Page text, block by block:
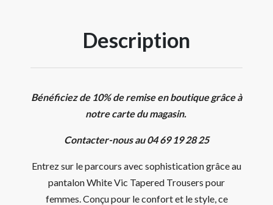
Description
Bénéficiez de 10% de remise en boutique grâce à
notre carte du magasin.
Contacter-nous au 04 69 19 28 25
Entrez sur le parcours avec sophistication grâce au
pantalon White Vic Tapered Trousers pour
femmes. Conçu pour le confort et le style, ce